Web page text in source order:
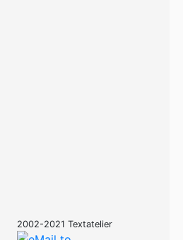
2002-2021 Textatelier